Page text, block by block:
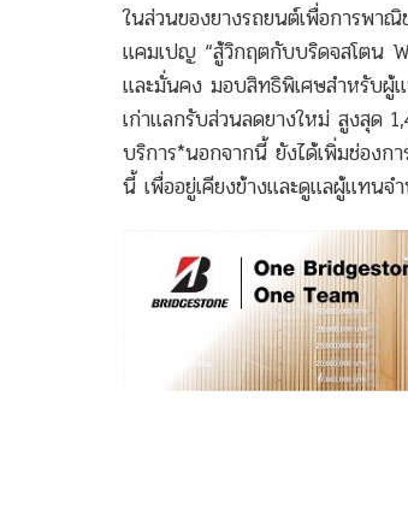
ในส่วนของยางรถยนต์เพื่อการพา
แคมเปญ “สู้วิกฤตกับบริดจสโตน
และมั่นคง มอบสิทธิพิเศษสำหรับผู้
เก่าแลกรับส่วนลดยางใหม่ สูงสุด
บริการ*นอกจากนี้ ยังได้เพิ่มช่อ
นี้ เพื่ออยู่เคียงข้างและดูแลผู้แทนจ